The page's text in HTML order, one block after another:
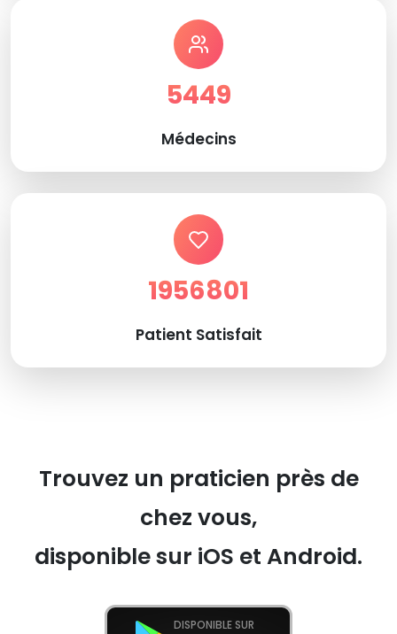
5449
Médecins
1956801
Patient Satisfait
Trouvez un praticien près de
chez vous,
disponible sur iOS et Android.
DISPONIBLE SUR